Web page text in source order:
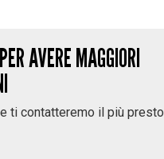
AVERE MAGGIORI
ti contatteremo il più presto